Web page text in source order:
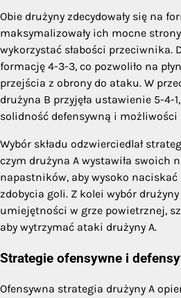
Obie drużyny zdecydowały się na
maksymalizowały ich mocne
wykorzystać słabości przeciwnika.
formację 4-3-3, co pozwoliło na
przejścia z obrony do ataku. W
drużyna B przyjęła ustawienie 5-
solidność defensywną i
Wybór składu odzwierciedlał
czym drużyna A wystawiła swoich
napastników, aby wysoko
zdobycia goli. Z kolei wybór
umiejętności w grze powietrznej,
aby wytrzymać ataki drużyny A.
Strategie ofensywne i
Ofensywna strategia drużyny A